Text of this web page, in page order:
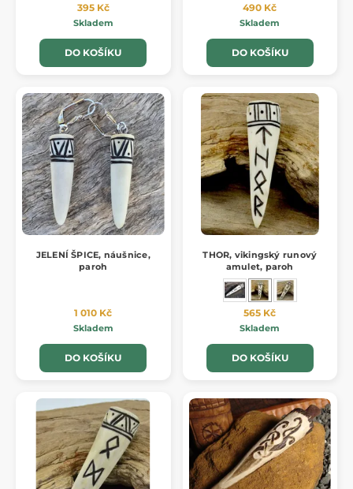
395 Kč
Skladem
DO KOŠÍKU
490 Kč
Skladem
DO KOŠÍKU
JELENÍ ŠPICE, náušnice,
paroh
1 010 Kč
Skladem
DO KOŠÍKU
THOR, vikingský runový
amulet, paroh
565 Kč
Skladem
DO KOŠÍKU